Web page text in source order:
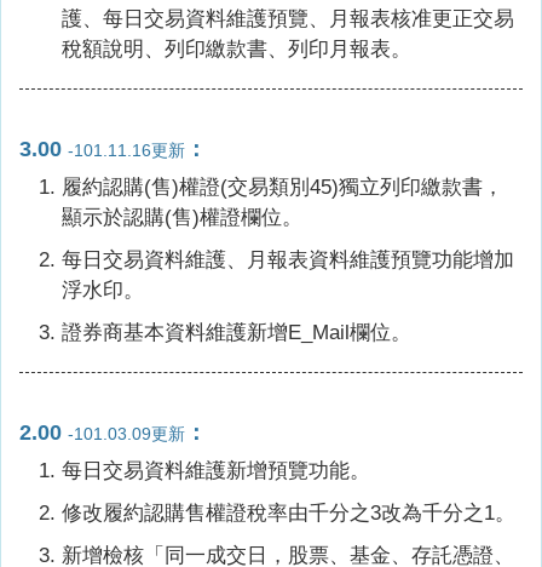
護、每日交易資料維護預覽、月報表核准更正交易
稅額說明、列印繳款書、列印月報表。
3.00 -101.11.16更新 ：
履約認購(售)權證(交易類別45)獨立列印繳款書，
顯示於認購(售)權證欄位。
每日交易資料維護、月報表資料維護預覽功能增加
浮水印。
證券商基本資料維護新增E_Mail欄位。
2.00 -101.03.09更新 ：
每日交易資料維護新增預覽功能。
修改履約認購售權證稅率由千分之3改為千分之1。
新增檢核「同一成交日，股票、基金、存託憑證、